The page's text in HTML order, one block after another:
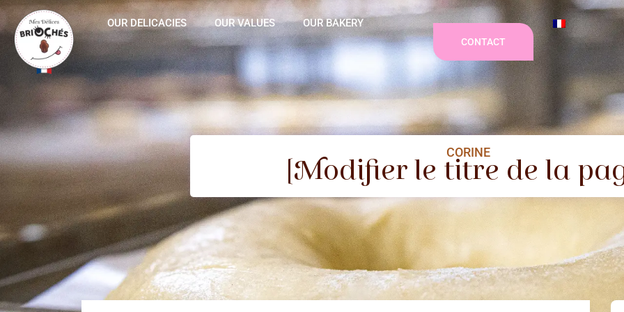
OUR DELICACIES OUR VALUES OUR BAKERY
CONTACT
CORINE
[Modifier le titre de la